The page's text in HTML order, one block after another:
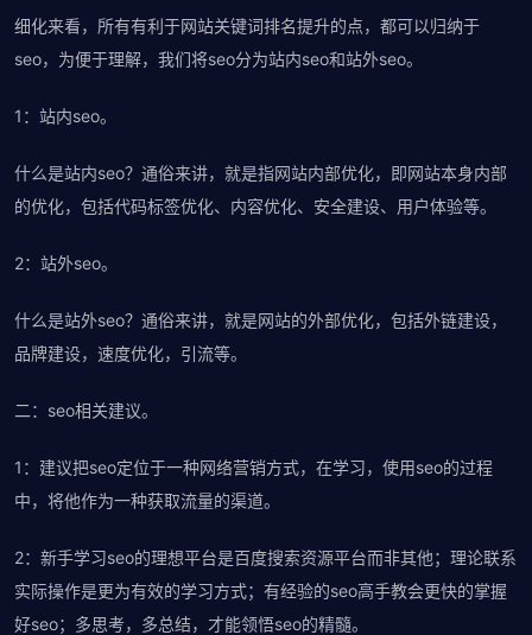
细化来看，所有有利于网站关键词排名提升的点，都可以归纳于
seo，为便于理解，我们将seo分为站内seo和站外seo。
1：站内seo。
什么是站内seo？通俗来讲，就是指网站内部优化，即网站本身内部
的优化，包括代码标签优化、内容优化、安全建设、用户体验等。
2：站外seo。
什么是站外seo？通俗来讲，就是网站的外部优化，包括外链建设，
品牌建设，速度优化，引流等。
二：seo相关建议。
1：建议把seo定位于一种网络营销方式，在学习，使用seo的过程
中，将他作为一种获取流量的渠道。
2：新手学习seo的理想平台是百度搜索资源平台而非其他；理论联系
实际操作是更为有效的学习方式；有经验的seo高手教会更快的掌握
好seo；多思考，多总结，才能领悟seo的精髓。